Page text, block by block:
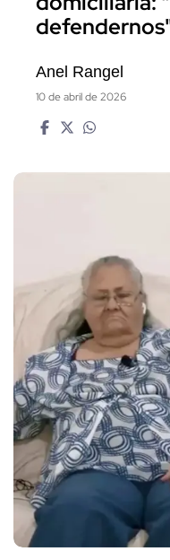
Anel Rangel
10 de abril de 2026